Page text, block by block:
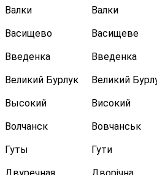
Валки
Валки
Васищево
Васищеве
Введенка
Введенка
Великий Бурлук
Великий
Высокий
Високий
Волчанск
Вовчанськ
Гуты
Гути
Двуречная
Дворічна